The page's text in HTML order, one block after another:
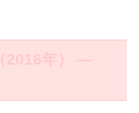
2016年） ―